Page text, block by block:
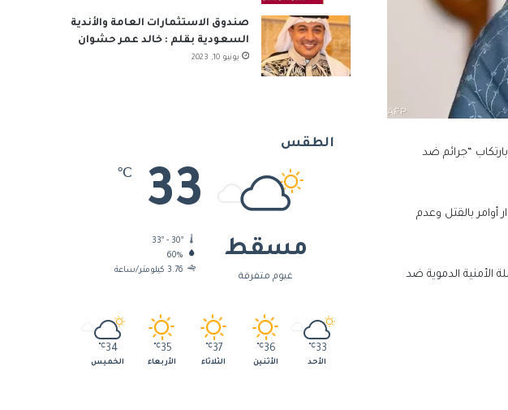
“جرائم ضد
أوامر بالقتل وعدم
الأمنية الدموية ضد
صندوق الاستثمارات العامة والأندية
السعودية بقلم : خالد عمر حشوان
يونيو 10, 2023
الطقس
مسقط
غيوم متفرقة
33
℃
33º - 30º
60%
3.76 كيلومتر/ساعة
33
℃
الأحد
36
℃
الأثنين
37
℃
الثلاثاء
35
℃
الأربعاء
34
℃
الخميس